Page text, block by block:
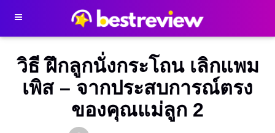
วิธี ฝึกลูกนั่งกระโถน เลิกแพม
เพิส – จากประสบการณ์ตรง
ของคุณแม่ลูก 2